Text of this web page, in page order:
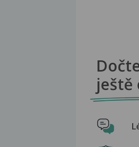
ještě